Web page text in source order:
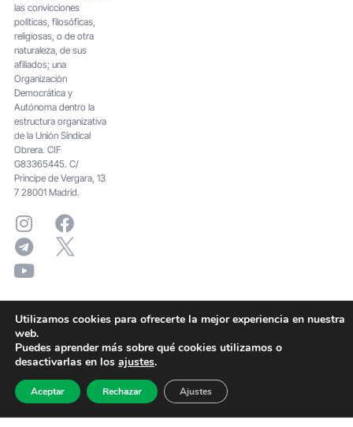
las convicciones
políticas, filosóficas,
religiosas, o de otra
naturaleza, de sus
afiliados; una
Organización
Democrática y
Autónoma dentro la
estructura organizativa
de la Unión Sindical
Obrera. CIF
G83365445. C/
Principe de Vergara, 13
7 28001 Madrid.
Utilizamos cookies para ofrecerte la mejor experiencia en nuestra
web.
Puedes aprender más sobre qué cookies utilizamos o
desactivarlas en los ajustes.
Aceptar Rechazar Ajustes